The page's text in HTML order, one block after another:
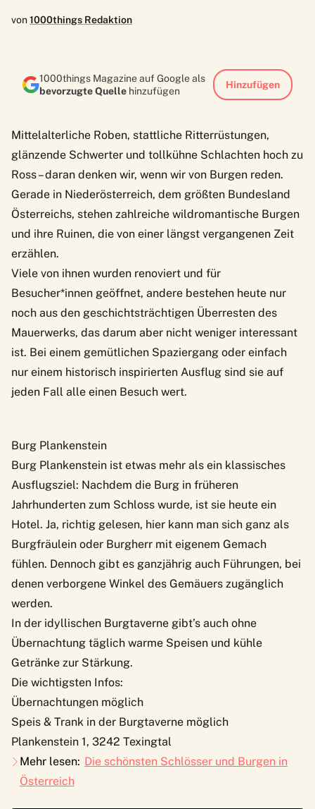
von1000things Redaktion
1000things Magazine auf Google als
bevorzugte Quelle hinzufügen
Hinzufügen
Mittelalterliche Roben, stattliche Ritterrüstungen,
glänzende Schwerter und tollkühne Schlachten hoch zu
Ross – daran denken wir, wenn wir von Burgen reden.
Gerade in Niederösterreich, dem größten Bundesland
Österreichs, stehen zahlreiche wildromantische Burgen
und ihre Ruinen, die von einer längst vergangenen Zeit
erzählen.
Viele von ihnen wurden renoviert und für
Besucher*innen geöffnet, andere bestehen heute nur
noch aus den geschichtsträchtigen Überresten des
Mauerwerks, das darum aber nicht weniger interessant
ist. Bei einem gemütlichen Spaziergang oder einfach
nur einem historisch inspirierten Ausflug sind sie auf
jeden Fall alle einen Besuch wert.
Burg Plankenstein
Burg Plankenstein ist etwas mehr als ein klassisches
Ausflugsziel: Nachdem die Burg in früheren
Jahrhunderten zum Schloss wurde, ist sie heute ein
Hotel. Ja, richtig gelesen, hier kann man sich ganz als
Burgfräulein oder Burgherr mit eigenem Gemach
fühlen. Dennoch gibt es ganzjährig auch Führungen, bei
denen verborgene Winkel des Gemäuers zugänglich
werden.
In der idyllischen Burgtaverne gibt’s auch ohne
Übernachtung täglich warme Speisen und kühle
Getränke zur Stärkung.
Die wichtigsten Infos:
Übernachtungen möglich
Speis & Trank in der Burgtaverne möglich
Plankenstein 1, 3242 Texingtal
Mehr lesen: Die schönsten Schlösser und Burgen in
Österreich